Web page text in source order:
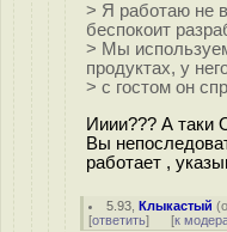
> Я работаю не
беспокоит
> Мы
продуктах, у
> с гостом он
Ииии??? А таки
Вы
работает ,
5.93 ,Клыкастый (
[ответить] [к